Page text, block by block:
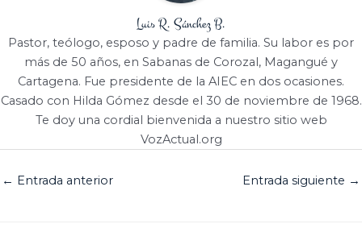
Luis R. Sánchez B.
Pastor, teólogo, esposo y padre de familia. Su labor es por
más de 50 años, en Sabanas de Corozal, Magangué y
Cartagena. Fue presidente de la AIEC en dos ocasiones.
Casado con Hilda Gómez desde el 30 de noviembre de 1968.
Te doy una cordial bienvenida a nuestro sitio web
VozActual.org
← Entrada anterior Entrada siguiente →